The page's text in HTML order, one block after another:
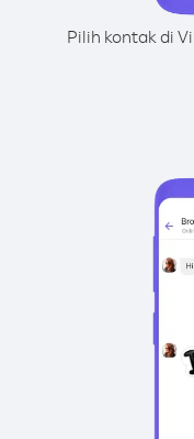
Pilih kontak di